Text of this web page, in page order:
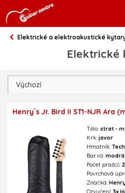
Elektrické a elektroakustické
Elektrické
Henry´s Jr. Bird II ST1-NJR Ara
Tělo:strat -
Krk:javor
Hmatník:
Barva:modrá
Počet pražců:
Povrchová
Značka:
Ozvučení:3x